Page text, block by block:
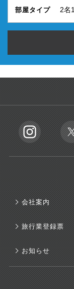
部屋タイプ
会社案内
旅行業登録票
お知らせ